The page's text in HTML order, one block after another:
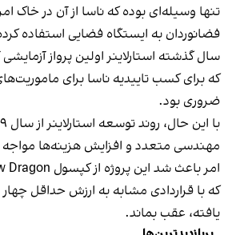
تنها وسیله‌ای بوده که ناسا از آن در خاک
فضانوردان به ایستگاه فضایی استفاده
سال گذشته استارلاینر اولین پرواز
که برای کسب تاییدیه ناسا برای
ضروری بود.
مهندسی متعدد و افزایش هزینه‌ها
که با قراردادی مشابه به ارزش حداقل چهار
یافته، عقب بماند.